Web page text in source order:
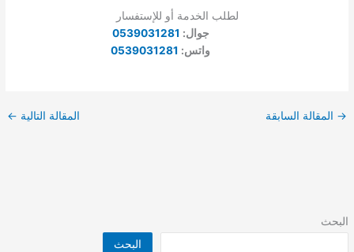
البحث
البحث
لطلب الخدمة أو للإستفسار
جوال: 0539031281
واتس: 0539031281
→ المقالة السابقة المقالة التالية ←